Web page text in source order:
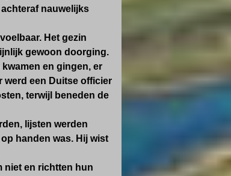
nauwelijks
Het gezin
gewoon doorging.
en gingen, er
werd een Duitse officier
terwijl beneden de
lijsten werden
handen was. Hij wist
niet en richtten hun